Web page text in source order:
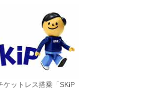
ケットレス搭乗「SKiP